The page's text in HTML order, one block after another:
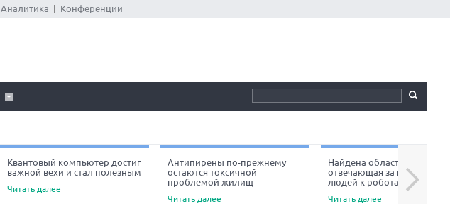
Аналитика Конференции
Квантовый компьютер достиг
важной вехи и стал полезным
Читать далее
Антипирены по-прежнему
остаются токсичной
проблемой жилищ
Читать далее
Найдена область мозга,
отвечающая за неприязнь
людей к роботам
Читать далее
Next